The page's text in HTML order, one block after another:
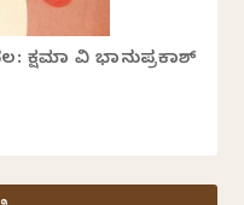
ಕ್ಷಮಾ ವಿ ಭಾನುಪ್ರಕಾಶ್